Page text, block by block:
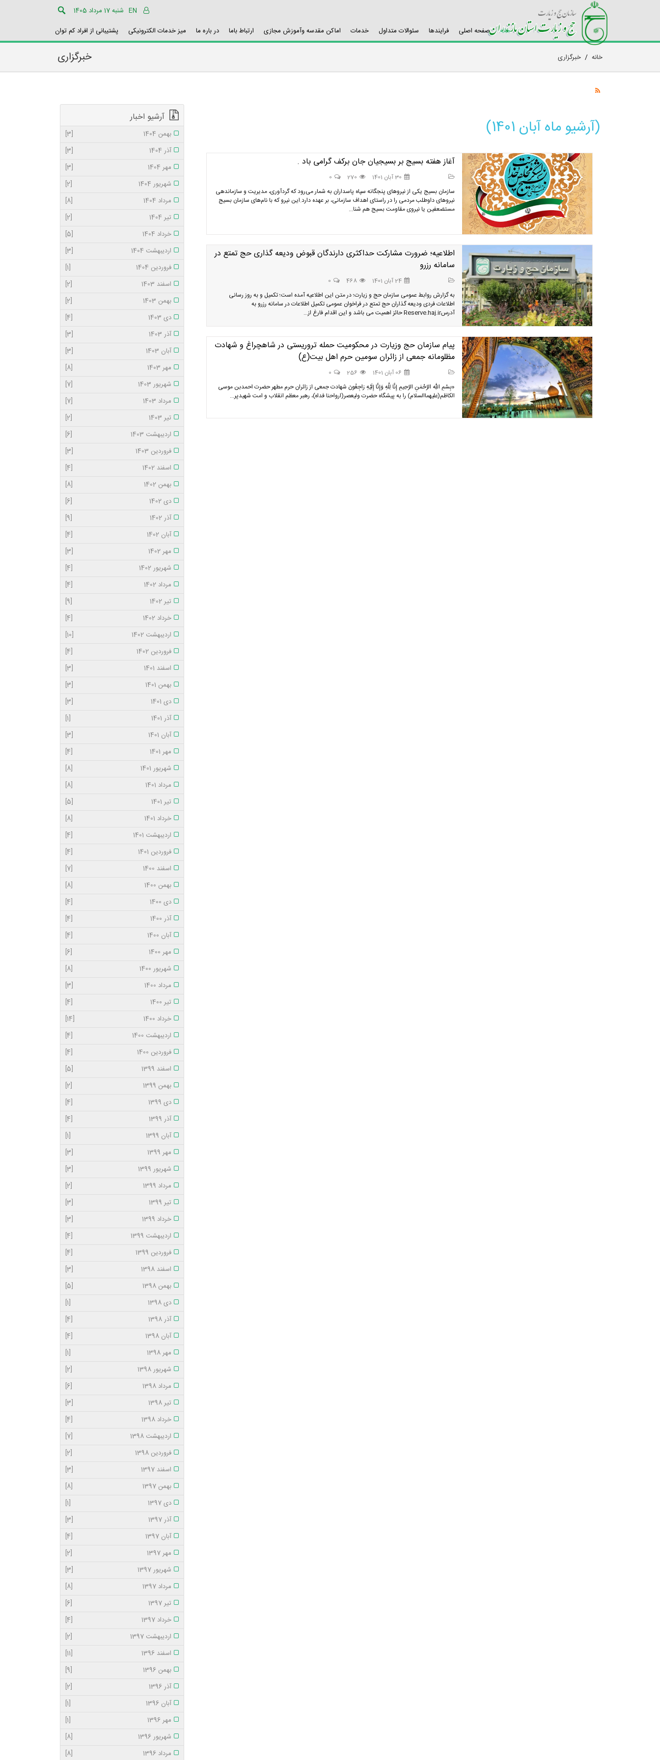
شنبه 17 مرداد 1405 EN
خانه
صفحه اصلی فرایندها سئوالات متداول خدمات اماکن مقدسه وآموزش مجازی ارتباط باما در باره ما میز خدمات الکترونیکی پشتیبانی از افراد کم توان
خبرگزاری خانه / خبرگزاری
(آرشیو ماه آبان 1401)
آغاز هفته بسیج بر بسیجیان جان برکف گرامی باد .
30 آبان 1401 270
0
سازمان بسیج یکی از نیرو‌های پنجگانه سپاه پاسداران به شمار می‌رود که گردآوری، مدیریت و سازماندهی
نیرو‌های داوطلب مردمی را در راستای اهداف سازمانی، بر عهده دارد.این نیرو که با نام‌های سازمان بسیج
مستضعفین یا نیروی مقاومت بسیج هم شنا...
اطلاعیه؛ ضرورت مشارکت حداکثری دارندگان قبوض ودیعه گذاری حج تمتع در
سامانه رزرو
24 آبان 1401 468
0
به گزارش روابط عمومی سازمان حج و زیارت؛ در متن این اطلاعیه آمده است؛ تکمیل و به روز رسانی
اطلاعات فردی ودیعه گذاران حج تمتع در فراخوان عمومی تکمیل اطلاعات در سامانه رزرو به
آدرسReserve.haj.ir حائز اهمیت می باشد و این اقدام فارغ از...
پیام سازمان حج وزیارت در محکومیت حمله تروریستی در شاهچراغ و شهادت
مظلومانه جمعی از زائران سومین حرم اهل بیت(ع)
06 آبان 1401 256
0
«بِسْمِ اللهِ الرَّحْمَنِ الرَّحِیمِ إِنَّا لِلَّهِ وَإِنَّا إِلَیْهِ رَاجِعُونَ شهادت جمعی از زائران حرم مطهر حضرت احمدبن موسی
الکاظم(علیهماالسلام) را به پیشگاه حضرت ولیعصر(ارواحنا فداه)، رهبر معظم انقلاب و امت شهیدپر...
آرشیو اخبار
بهمن 1404
[3]
آذر 1404
[3]
مهر 1404
[3]
شهریور 1404
[2]
مرداد 1404
[8]
تیر 1404
[2]
خرداد 1404
[5]
اردیبهشت 1404
[3]
فروردین 1404
[1]
اسفند 1403
[2]
بهمن 1403
[2]
دی 1403
[4]
آذر 1403
[3]
آبان 1403
[3]
مهر 1403
[8]
شهریور 1403
[7]
مرداد 1403
[7]
تیر 1403
[2]
اردیبهشت 1403
[6]
فروردین 1403
[3]
اسفند 1402
[4]
بهمن 1402
[8]
دی 1402
[6]
آذر 1402
[9]
آبان 1402
[4]
مهر 1402
[3]
شهریور 1402
[4]
مرداد 1402
[4]
تیر 1402
[9]
خرداد 1402
[4]
اردیبهشت 1402
[10]
فروردین 1402
[4]
اسفند 1401
[3]
بهمن 1401
[3]
دی 1401
[3]
آذر 1401
[1]
آبان 1401
[3]
مهر 1401
[4]
شهریور 1401
[8]
مرداد 1401
[8]
تیر 1401
[5]
خرداد 1401
[8]
اردیبهشت 1401
[4]
فروردین 1401
[4]
اسفند 1400
[7]
بهمن 1400
[8]
دی 1400
[4]
آذر 1400
[4]
آبان 1400
[4]
مهر 1400
[6]
شهریور 1400
[8]
مرداد 1400
[3]
تیر 1400
[4]
خرداد 1400
[14]
اردیبهشت 1400
[4]
فروردین 1400
[4]
اسفند 1399
[5]
بهمن 1399
[2]
دی 1399
[4]
آذر 1399
[4]
آبان 1399
[1]
مهر 1399
[3]
شهریور 1399
[3]
مرداد 1399
[2]
تیر 1399
[3]
خرداد 1399
[3]
اردیبهشت 1399
[4]
فروردین 1399
[4]
اسفند 1398
[3]
بهمن 1398
[5]
دی 1398
[1]
آذر 1398
[4]
آبان 1398
[4]
مهر 1398
[1]
شهریور 1398
[2]
مرداد 1398
[6]
تیر 1398
[3]
خرداد 1398
[4]
اردیبهشت 1398
[7]
فروردین 1398
[2]
اسفند 1397
[3]
بهمن 1397
[8]
دی 1397
[1]
آذر 1397
[3]
آبان 1397
[4]
مهر 1397
[2]
شهریور 1397
[3]
مرداد 1397
[8]
تیر 1397
[6]
خرداد 1397
[4]
اردیبهشت 1397
[2]
اسفند 1396
[11]
بهمن 1396
[9]
آذر 1396
[2]
آبان 1396
[1]
مهر 1396
[1]
شهریور 1396
[8]
مرداد 1396
[8]